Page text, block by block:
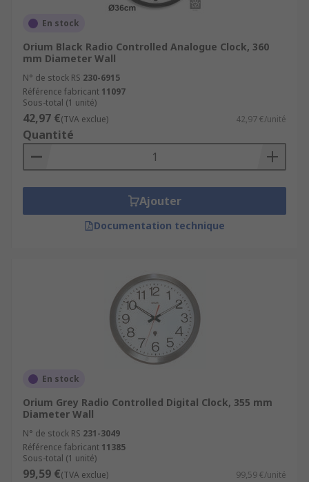
En stock
Orium Black Radio Controlled Analogue Clock, 360
mm Diameter Wall
N° de stock RS 230-6915
Référence fabricant 11097
Sous-total (1 unité)
42,97 €(TVA exclue) 42,97 €/unité
Quantité
Ajouter
Documentation technique
En stock
Orium Grey Radio Controlled Digital Clock, 355 mm
Diameter Wall
N° de stock RS 231-3049
Référence fabricant 11385
Sous-total (1 unité)
99,59 €(TVA exclue) 99,59 €/unité